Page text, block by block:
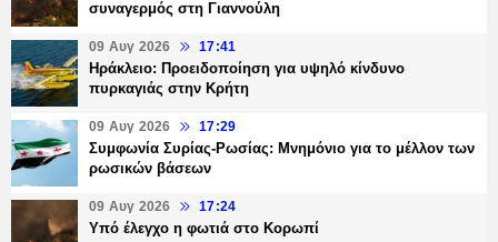
συναγερμός στη Γιαννούλη
09 Αυγ 2026 17:41
Ηράκλειο: Προειδοποίηση για υψηλό κίνδυνο
πυρκαγιάς στην Κρήτη
09 Αυγ 2026 17:29
Συμφωνία Συρίας-Ρωσίας: Μνημόνιο για το μέλλον των
ρωσικών βάσεων
09 Αυγ 2026 17:24
Υπό έλεγχο η φωτιά στο Κορωπί